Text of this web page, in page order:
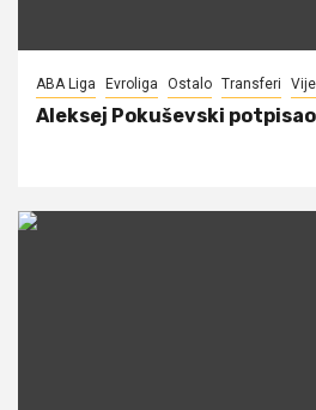
ABA Liga Evroliga Ostalo Transferi
Aleksej Pokuševski